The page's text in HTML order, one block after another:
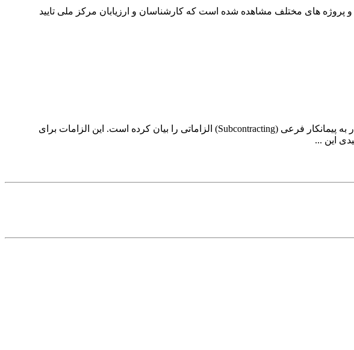
پروژه های مختلف مشاهده شده است که کارشناسان و ارزیابان مرکز ملی تایید
استاندارد ISO/IEC 17020 که برای ارزیابی انطباق و الزامات نهادهای بازرسی تدوین شده است، درخصوص واگذاری کار به پیمانکار فرعی (Subcontracting) الزاماتی را بیان کرده است. این الزامات برای
این ...